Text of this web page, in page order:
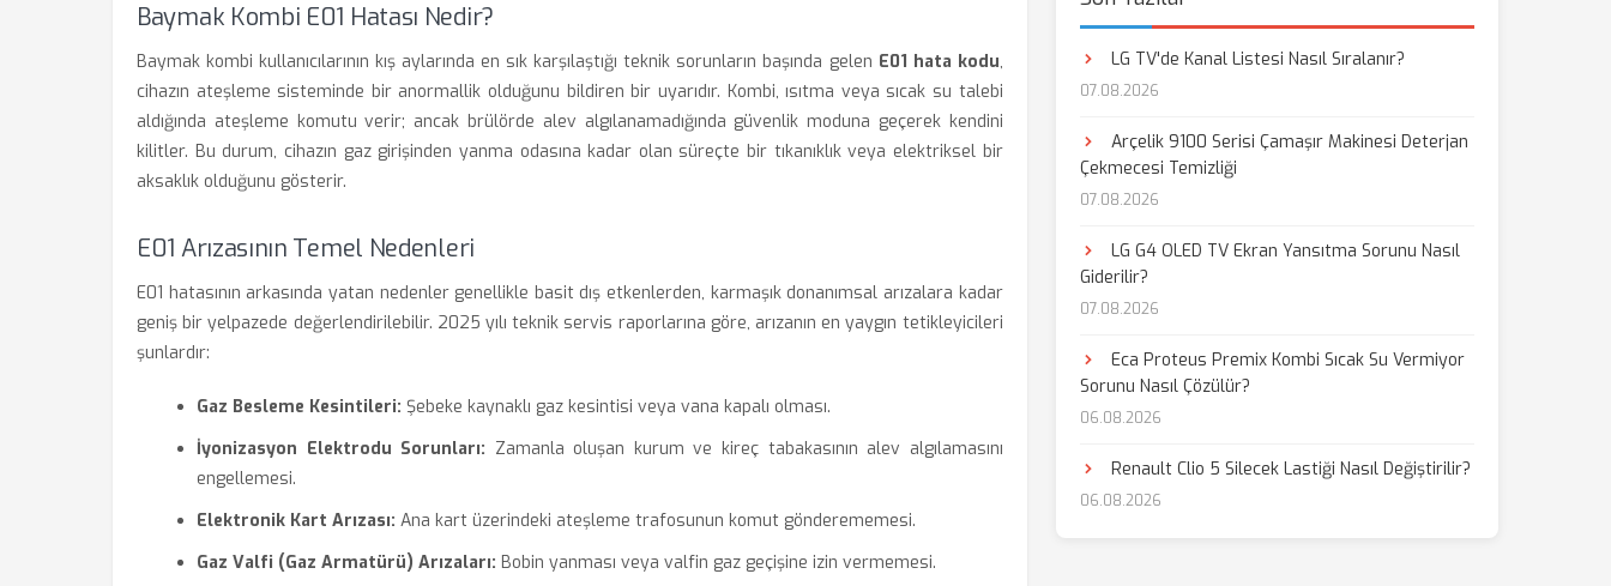
Baymak Kombi E01 Hatası Nedir?
Baymak kombi kullanıcılarının kış aylarında en sık karşılaştığı teknik sorunların başında gelen E01 hata kodu,
cihazın ateşleme sisteminde bir anormallik olduğunu bildiren bir uyarıdır. Kombi, ısıtma veya sıcak su talebi
aldığında ateşleme komutu verir; ancak brülörde alev algılanamadığında güvenlik moduna geçerek kendini
kilitler. Bu durum, cihazın gaz girişinden yanma odasına kadar olan süreçte bir tıkanıklık veya elektriksel bir
aksaklık olduğunu gösterir.
E01 Arızasının Temel Nedenleri
E01 hatasının arkasında yatan nedenler genellikle basit dış etkenlerden, karmaşık donanımsal arızalara kadar
geniş bir yelpazede değerlendirilebilir. 2025 yılı teknik servis raporlarına göre, arızanın en yaygın tetikleyicileri
şunlardır:
Gaz Besleme Kesintileri: Şebeke kaynaklı gaz kesintisi veya vana kapalı olması.
İyonizasyon Elektrodu Sorunları: Zamanla oluşan kurum ve kireç tabakasının alev algılamasını
engellemesi.
Elektronik Kart Arızası: Ana kart üzerindeki ateşleme trafosunun komut gönderememesi.
Gaz Valfi (Gaz Armatürü) Arızaları: Bobin yanması veya valfin gaz geçişine izin vermemesi.
LG TV'de Kanal Listesi Nasıl Sıralanır?
07.08.2026
Arçelik 9100 Serisi Çamaşır Makinesi Deterjan
Çekmecesi Temizliği
07.08.2026
LG G4 OLED TV Ekran Yansıtma Sorunu Nasıl
Giderilir?
07.08.2026
Eca Proteus Premix Kombi Sıcak Su Vermiyor
Sorunu Nasıl Çözülür?
06.08.2026
Renault Clio 5 Silecek Lastiği Nasıl Değiştirilir?
06.08.2026